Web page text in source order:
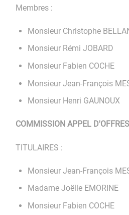
Membres :
Monsieur Christophe
Monsieur Rémi JOBARD
Monsieur Fabien COCHE
Monsieur Jean-François
Monsieur Henri GAUNOUX
COMMISSION APPEL D'OFFRES
TITULAIRES :
Monsieur Jean-François
Madame Joëlle EMORINE
Monsieur Fabien COCHE